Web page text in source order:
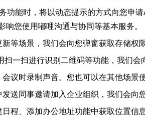
能时，将以动态提示的方式向您申
您使用嘟哩沟通与协同等基本服务。
等场景，我们会向您弹窗获取存储权限
一扫进行识别二维码等功能，我们会
议时录制声音。您也可以在其他场景
送同事邀请加入企业组织，我们会向
程、添加办公地址功能中获取位置信